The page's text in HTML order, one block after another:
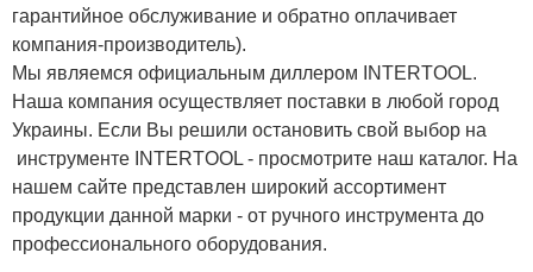
гарантийное обслуживание и обратно оплачивает
компания-производитель).
Мы являемся официальным диллером INTERTOOL.
Наша компания осуществляет поставки в любой город
Украины. Если Вы решили остановить свой выбор на
инструменте INTERTOOL - просмотрите наш каталог. На
нашем сайте представлен широкий ассортимент
продукции данной марки - от ручного инструмента до
профессионального оборудования.